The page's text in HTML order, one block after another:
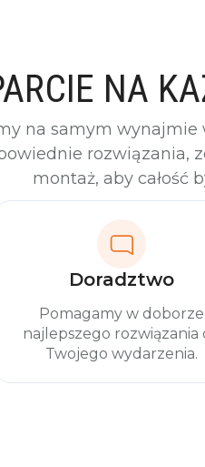
NA
na samym wynajmie
rozwiązania,
montaż, aby całość
Doradztwo
Pomagamy w doborze
najlepszego rozwiązania
Twojego wydarzenia.